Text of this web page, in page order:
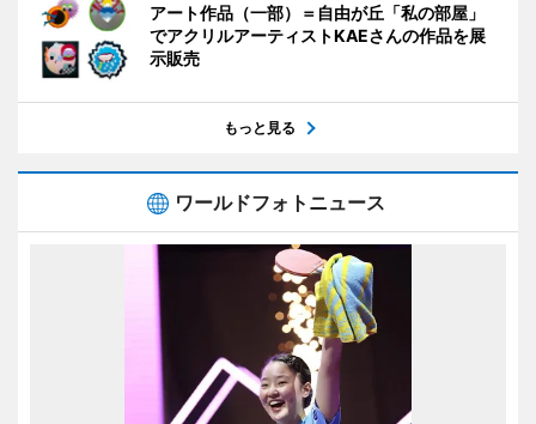
アート作品（一部）＝自由が丘「私の部屋」
でアクリルアーティストKAEさんの作品を展
示販売
もっと見る
ワールドフォトニュース